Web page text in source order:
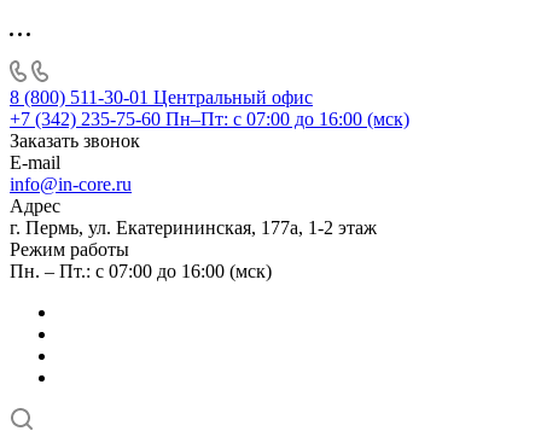
8 (800) 511-30-01 Центральный офис
+7 (342) 235-75-60 Пн–Пт: с 07:00 до 16:00 (мск)
Заказать звонок
E-mail
info@in-core.ru
Адрес
г. Пермь, ул. ​Екатерининская, 177а, ​1-2 этаж
Режим работы
Пн. – Пт.: с 07:00 до 16:00 (мск)